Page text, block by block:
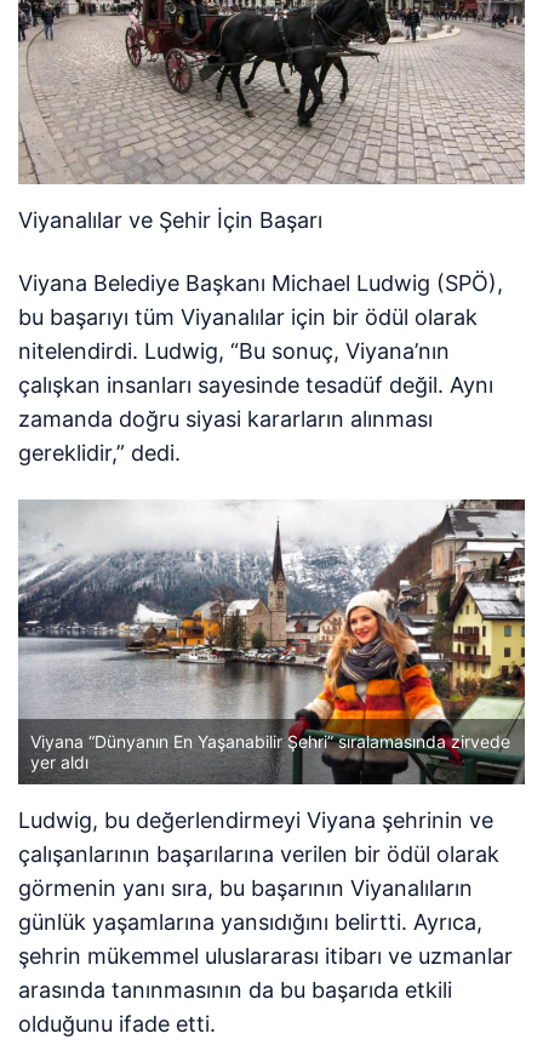
Viyanalılar ve Şehir İçin Başarı
Viyana Belediye Başkanı Michael Ludwig (SPÖ),
bu başarıyı tüm Viyanalılar için bir ödül olarak
nitelendirdi. Ludwig, “Bu sonuç, Viyana’nın
çalışkan insanları sayesinde tesadüf değil. Aynı
zamanda doğru siyasi kararların alınması
gereklidir,” dedi.
Viyana “Dünyanın En Yaşanabilir Şehri” sıralamasında zirvede
yer aldı
Ludwig, bu değerlendirmeyi Viyana şehrinin ve
çalışanlarının başarılarına verilen bir ödül olarak
görmenin yanı sıra, bu başarının Viyanalıların
günlük yaşamlarına yansıdığını belirtti. Ayrıca,
şehrin mükemmel uluslararası itibarı ve uzmanlar
arasında tanınmasının da bu başarıda etkili
olduğunu ifade etti.